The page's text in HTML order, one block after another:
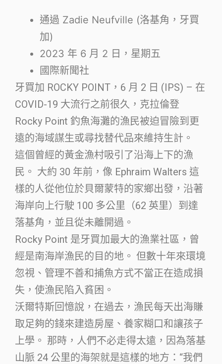
通過 Zadie Neufville (洛基角，牙買
加)
2023 年 6 月 2 日，星期五
國際新聞社
牙買加 ROCKY POINT，6 月 2 日 (IPS) – 在
COVID-19 大流行之前很久，克拉倫登
Rocky Point 釣魚海灘的漁民被迫冒險到更
遠的海域謀生或尋找替代品來維持生計。
這個曾經的黃金漁村吸引了沿海上下的漁
民。 大約 30 年前，像 Ephraim Walters 這
樣的人從他位於貝爾蒙特的家鄉出發，沿著
海岸向上行駛 100 多公里（62 英里）到達
落基角，並且從未離開過。
Rocky Point 是牙買加最大的漁業社區，曾
經是南海岸漁民的目的地。 但數十年來環境
忽視、管理不善和捕魚方式不當正在造成損
失，使漁民陷入貧困。
沃爾特斯回憶說，在過去，漁民每天出海賺
取足夠的錢來建造房屋、養家糊口和讓孩子
上學。 那時，人們不必走得太遠，因為落基
山脈 24 公里的海架就是這樣的地方：“我們